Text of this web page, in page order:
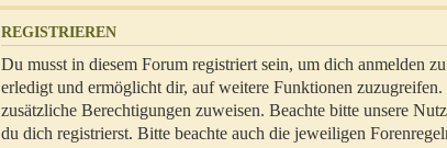
REGISTRIEREN
Du musst in diesem Forum registriert sein, um dich anmelden
erledigt und ermöglicht dir, auf weitere Funktionen
zusätzliche Berechtigungen zuweisen. Beachte bitte unsere
du dich registrierst. Bitte beachte auch die jeweiligen